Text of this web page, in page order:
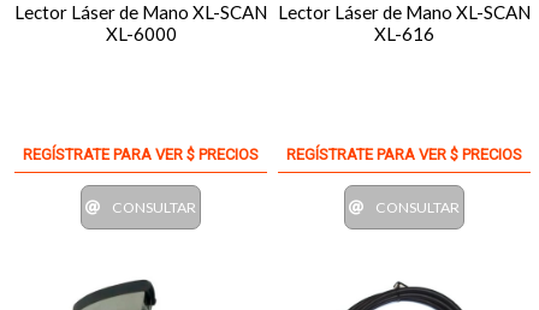
Lector Láser de Mano XL-SCAN
XL-6000
REGÍSTRATE PARA VER $ PRECIOS
CONSULTAR
Lector Láser de Mano XL-SCAN
XL-616
REGÍSTRATE PARA VER $ PRECIOS
CONSULTAR